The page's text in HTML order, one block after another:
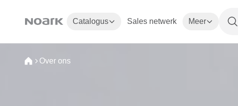
Catalogus Sales netwerk Meer
Over ons